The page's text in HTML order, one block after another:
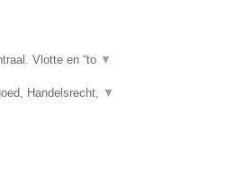
Vlotte en “to ▼
Handelsrecht, ▼